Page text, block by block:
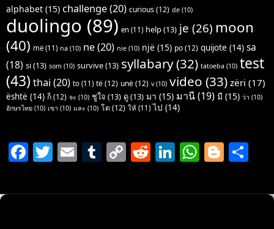
alphabet (15) challenge(20) curious(12) de (10)
duolingo (89) en (11) help(13) je (26) moon
(40) më (11) na (10) ne(20) nie (10) një (15) po(12) quijote (14) sa
(18) si(13) som (10) survive(13) syllabary(32) tatoeba (10) test
(43) thai (20) to (11) të(12) unë(12) v(10) video (33) zëri (17)
është (14) ก็(12) จะ (10) ชูใจ (13) ดู(13) มา (15) มานี(19) มี (15) ว่า (10)
อักษรไทย (10) เขา (10) และ (10) โต (12) ให้ (11) ไป (14)
F
c
T
itt
E
ai
T
m
C
p
R
d
Li
k
W
at
Bl
g ar